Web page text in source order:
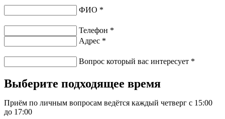
ФИО *
Телефон *
Адрес *
Вопрос который вас интересует *
Выберите подходящее время
Приём по личным вопросам ведётся каждый четверг с 15:00
до 17:00